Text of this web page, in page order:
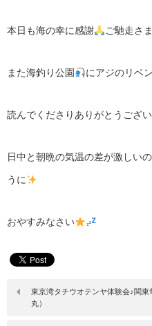
本日も海の幸に感謝 ご馳走さ
また海釣り公園 にアジのリベ
読んでくださりありがとうござ
日中と朝晩の気温の差が激しい
うに
おやすみなさい
東京湾タチウオテンヤ体験会♪関
丸）